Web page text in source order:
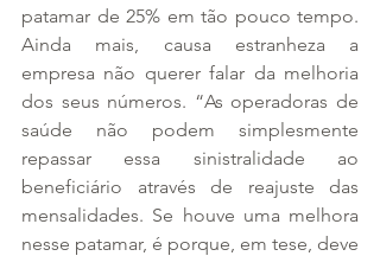
patamar de 25% em tão pouco tempo.
Ainda mais, causa estranheza a
empresa não querer falar da melhoria
dos seus números. “As operadoras de
saúde não podem simplesmente
repassar essa sinistralidade ao
beneficiário através de reajuste das
mensalidades. Se houve uma melhora
nesse patamar, é porque, em tese, deve